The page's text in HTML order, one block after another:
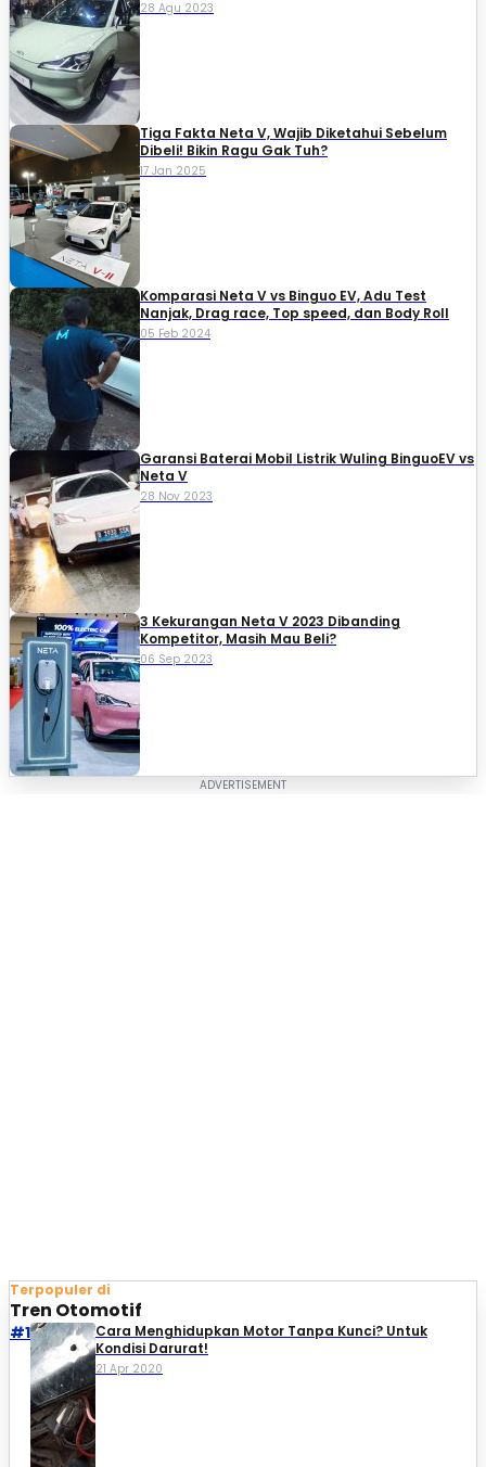
28 Agu 2023
Tiga Fakta Neta V, Wajib Diketahui Sebelum
Dibeli! Bikin Ragu Gak Tuh?
17 Jan 2025
Komparasi Neta V vs Binguo EV, Adu Test
Nanjak, Drag race, Top speed, dan Body Roll
05 Feb 2024
Garansi Baterai Mobil Listrik Wuling BinguoEV vs
Neta V
28 Nov 2023
3 Kekurangan Neta V 2023 Dibanding
Kompetitor, Masih Mau Beli?
06 Sep 2023
Terpopuler di
Tren Otomotif
#1
Cara Menghidupkan Motor Tanpa Kunci? Untuk
Kondisi Darurat!
21 Apr 2020